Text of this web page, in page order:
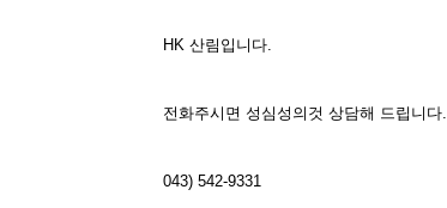
HK 산림입니다.
전화주시면 성심성의것 상담해 드립니다.
043) 542-9331